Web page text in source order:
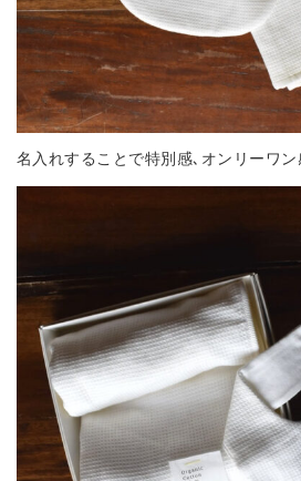
名入れすることで特別感､オンリーワ